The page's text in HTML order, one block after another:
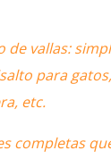
de vallas:
para
etc.
completas